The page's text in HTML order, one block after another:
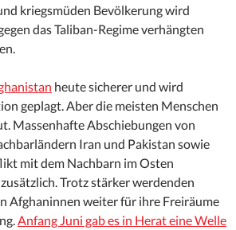
kriegsmüden Bevölkerung wird
das Taliban-Regime verhängten
heute sicherer und wird
geplagt. Aber die meisten Menschen
Massenhafte Abschiebungen von
Iran und Pakistan sowie
mit dem Nachbarn im Osten
Trotz stärker werdenden
Afghaninnen weiter für ihre Freiräume
Anfang Juni gab es in Herat eine Welle